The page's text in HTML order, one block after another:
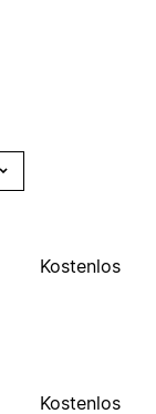
Kostenlos
Kostenlos